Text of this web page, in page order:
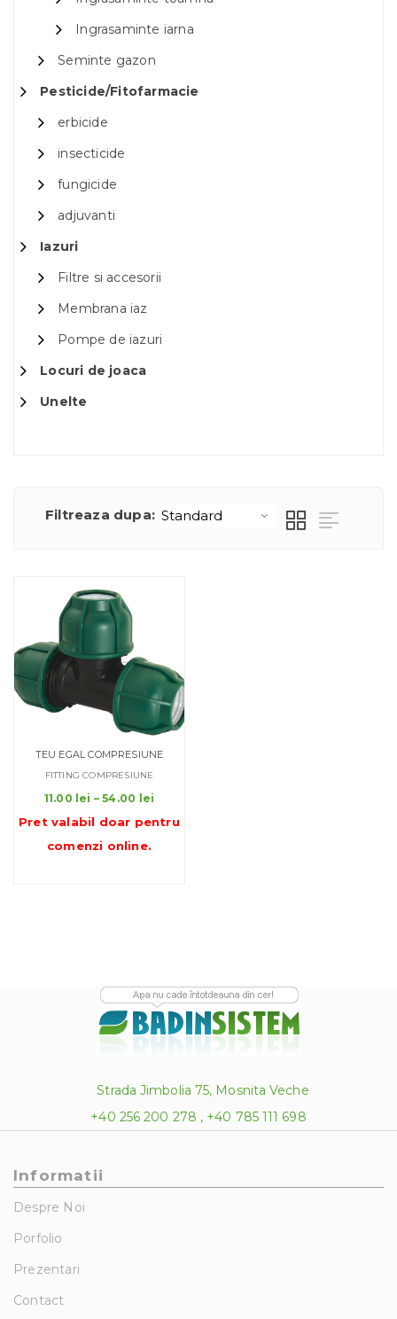
Ingrasaminte iarna
Seminte gazon
Pesticide/Fitofarmacie
erbicide
insecticide
fungicide
adjuvanti
Iazuri
Filtre si accesorii
Membrana iaz
Pompe de iazuri
Locuri de joaca
Unelte
Filtreaza dupa:
TEU EGAL COMPRESIUNE
FITTING COMPRESIUNE
11.00 lei – 54.00 lei
prețuri:
Pret valabil doar pentru
comenzi online.
Strada Jimbolia 75, Mosnita Veche
+40 256 200 278 , +40 785 111 698
Informatii
Despre Noi
Porfolio
Prezentari
Contact